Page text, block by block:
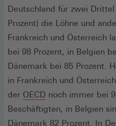
Deutschland für zwei
Prozent) die Löhne und
Frankreich und Österreich
bei 98 Prozent, in Belgien
Dänemark bei 85 Prozent.
in Frankreich und
der OECD (Öffnet
in
einem
noch immer bei
Beschäftigten, in Belgien
Dänemark 82 Prozent. In